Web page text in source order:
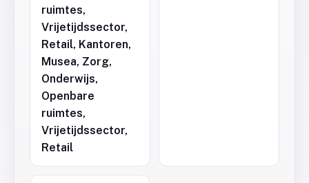
ruimtes,
Vrijetijdssector,
Retail, Kantoren,
Musea, Zorg,
Onderwijs,
Openbare
ruimtes,
Vrijetijdssector,
Retail